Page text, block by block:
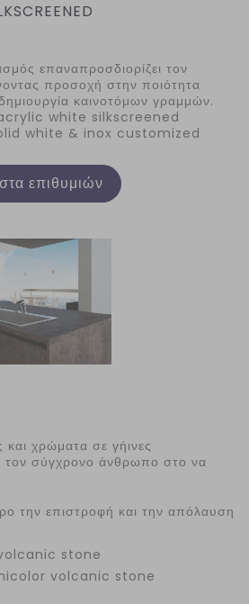
επαναπροσδιορίζει τον
προσοχή στην ποιότητα
καινοτόμων γραμμών.
white silkscreened
white & inox customized
επιθυμιών
χρώματα σε γήινες
τον σύγχρονο άνθρωπο στο να
την επιστροφή και την απόλαυση
stone
volcanic stone